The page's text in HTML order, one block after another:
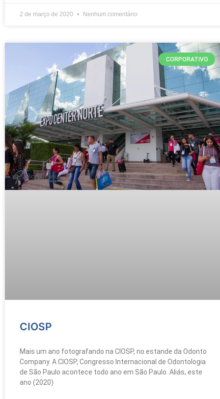
2 de março de 2020 Nenhum comentário
CORPORATIVO
CIOSP
Mais um ano fotografando na CIOSP, no estande da Odonto
Company. A CIOSP, Congresso Internacional de Odontologia
de São Paulo acontece todo ano em São Paulo. Aliás, este
ano (2020)